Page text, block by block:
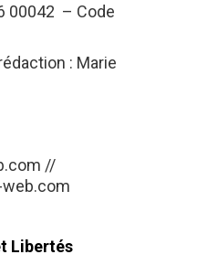
00042 – Code
: Marie
//
Libertés